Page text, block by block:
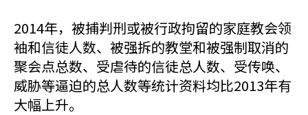
2014年，被捕判刑或被行政拘留的家庭教会领
袖和信徒人数、被强拆的教堂和被强制取消的
聚会点总数、受虐待的信徒总人数、受传唤、
威胁等逼迫的总人数等统计资料均比2013年有
大幅上升。